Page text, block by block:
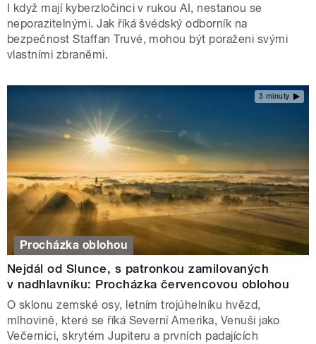
I když mají kyberzločinci v rukou AI, nestanou se
neporazitelnými. Jak říká švédský odborník na
bezpečnost Staffan Truvé, mohou být poraženi svými
vlastními zbraněmi.
3 minuty
Procházka oblohou
Nejdál od Slunce, s patronkou zamilovaných
v nadhlavníku: Procházka červencovou oblohou
O sklonu zemské osy, letním trojúhelníku hvězd,
mlhovině, které se říká Severní Amerika, Venuši jako
Večernici, skrytém Jupiteru a prvních padajících